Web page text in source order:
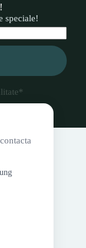
speciale!
*